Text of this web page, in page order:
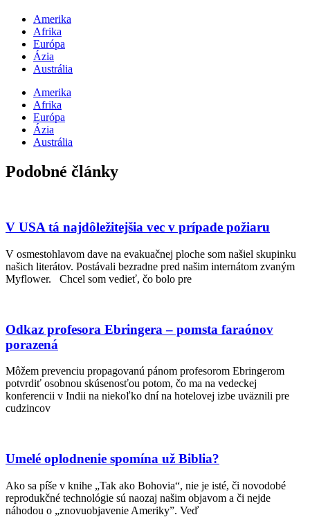
Amerika
Afrika
Európa
Ázia
Austrália
Amerika
Afrika
Európa
Ázia
Austrália
Podobné články
V USA tá najdôležitejšia vec v prípade požiaru
V osmestohlavom dave na evakuačnej ploche som našiel skupinku
našich literátov. Postávali bezradne pred našim internátom zvaným
Myflower. Chcel som vedieť, čo bolo pre
Odkaz profesora Ebringera – pomsta faraónov
porazená
Môžem prevenciu propagovanú pánom profesorom Ebringerom
potvrdiť osobnou skúsenosťou potom, čo ma na vedeckej
konferencii v Indii na niekoľko dní na hotelovej izbe uväznili pre
cudzincov
Umelé oplodnenie spomína už Biblia?
Ako sa píše v knihe „Tak ako Bohovia“, nie je isté, či novodobé
reprodukčné technológie sú naozaj našim objavom a či nejde
náhodou o „znovuobjavenie Ameriky”. Veď